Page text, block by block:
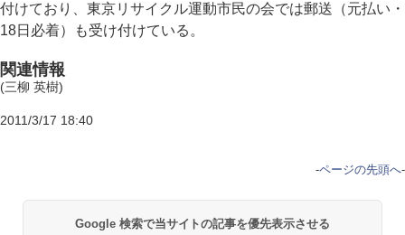
付けており、東京リサイクル運動市民の会では郵送（元払い・
18日必着）も受け付けている。
関連情報
(三柳 英樹)
2011/3/17 18:40
-ページの先頭へ-
Google 検索で当サイトの記事を優先表示させる